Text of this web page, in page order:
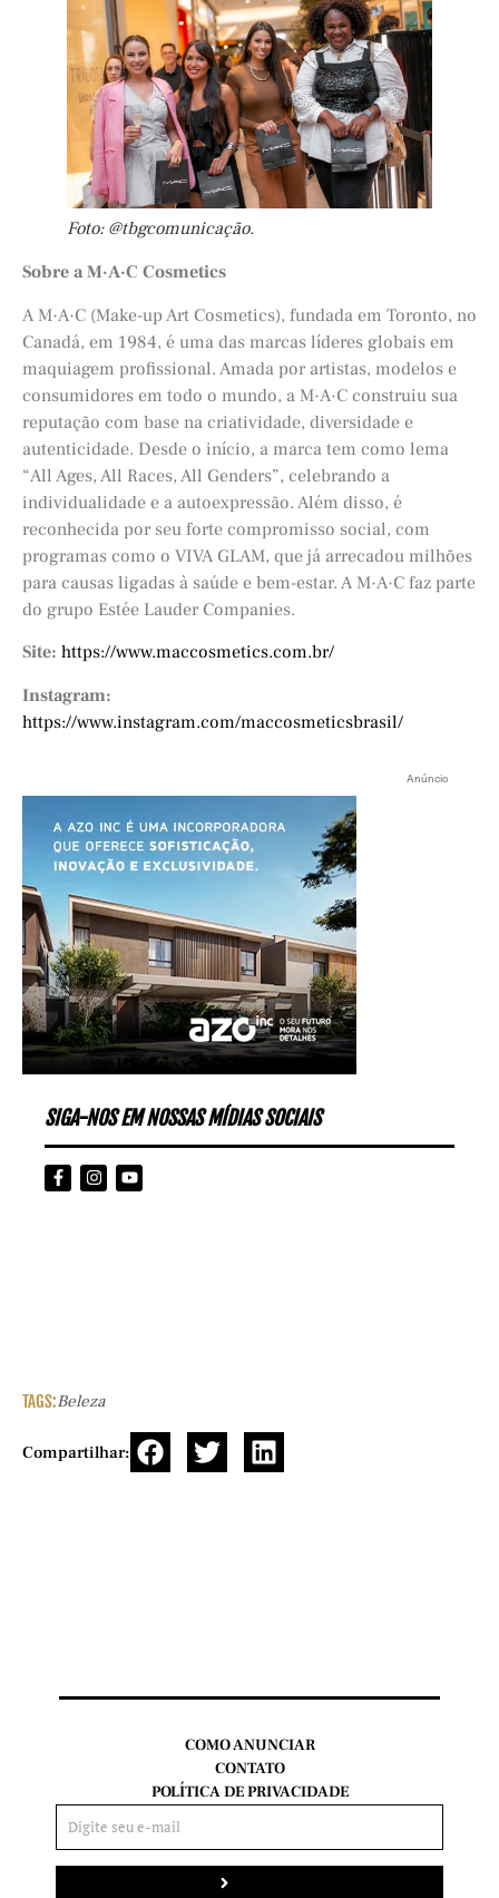
Foto: @tbgcomunicação.
Sobre a M·A·C Cosmetics
A M·A·C (Make-up Art Cosmetics), fundada em Toronto, no
Canadá, em 1984, é uma das marcas líderes globais em
maquiagem profissional. Amada por artistas, modelos e
consumidores em todo o mundo, a M·A·C construiu sua
reputação com base na criatividade, diversidade e
autenticidade. Desde o início, a marca tem como lema
“All Ages, All Races, All Genders”, celebrando a
individualidade e a autoexpressão. Além disso, é
reconhecida por seu forte compromisso social, com
programas como o VIVA GLAM, que já arrecadou milhões
para causas ligadas à saúde e bem-estar. A M·A·C faz parte
do grupo Estée Lauder Companies.
Site: https://www.maccosmetics.com.br/
Instagram:
https://www.instagram.com/maccosmeticsbrasil/
Anúncio
SIGA-NOS EM NOSSAS MÍDIAS SOCIAIS
TAGS:Beleza
Compartilhar:
COMO ANUNCIAR
CONTATO
POLÍTICA DE PRIVACIDADE